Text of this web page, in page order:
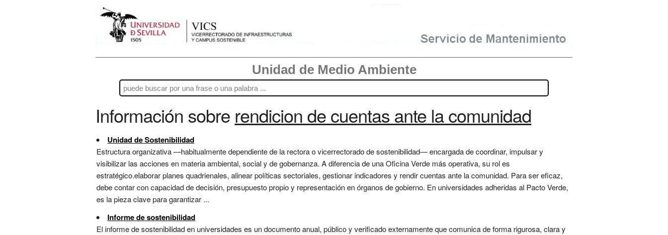
Unidad de Medio Ambiente
Información sobre rendicion de cuentas ante la comunidad
Unidad de Sostenibilidad
Estructura organizativa —habitualmente dependiente de la rectora o vicerrectorado de sostenibilidad— encargada de coordinar, impulsar y
visibilizar las acciones en materia ambiental, social y de gobernanza. A diferencia de una Oficina Verde más operativa, su rol es
estratégico.elaborar planes quadrienales, alinear políticas sectoriales, gestionar indicadores y rendir cuentas ante la comunidad. Para ser eficaz,
debe contar con capacidad de decisión, presupuesto propio y representación en órganos de gobierno. En universidades adheridas al Pacto Verde,
es la pieza clave para garantizar ...
Informe de sostenibilidad
El informe de sostenibilidad en universidades es un documento anual, público y verificado externamente que comunica de forma rigurosa, clara y